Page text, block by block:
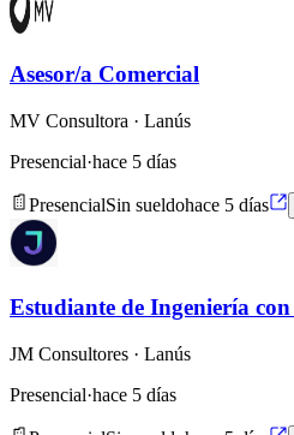
Asesor/a Comercial
MV Consultora · Lanús
Presencial·hace 5 días
PresencialSin sueldohace 5 días
Estudiante de Ingeniería
JM Consultores · Lanús
Presencial·hace 5 días